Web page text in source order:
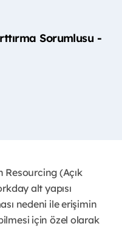
Sorumlusu -
Resourcing (Açık
alt yapısı
nedeni ile erişimin
için özel olarak